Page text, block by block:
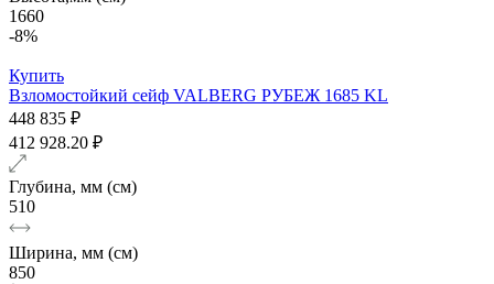
1660
-8%
Купить
Взломостойкий сейф VALBERG РУБЕЖ 1685 KL
448 835 ₽
412 928.20 ₽
Глубина, мм (см)
510
Ширина, мм (см)
850